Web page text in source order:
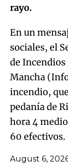
rayo.
En un
sociales, el
de
Mancha
incendio,
pedanía de
hora 4
60 efectivos.
August 6,